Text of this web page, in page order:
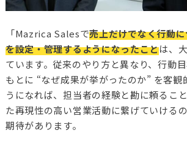
「Mazrica Salesで売上だけでなく行動
を設定・管理するようになったことは、
ています。従来のやり方と異なり、行動
もとに “なぜ成果が挙がったのか” を客観
うになれば、担当者の経験と勘に頼るこ
た再現性の高い営業活動に繋げていける
期待があります。